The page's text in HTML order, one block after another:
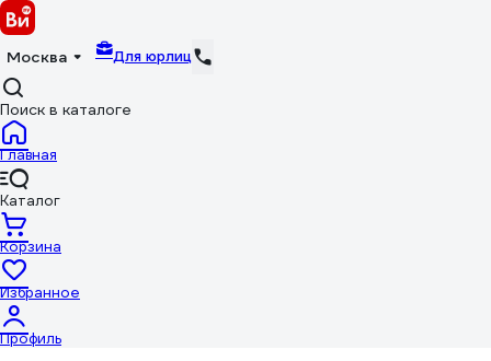
Москва Для юрлиц
Поиск в каталоге
Главная
Каталог
Корзина
Избранное
Профиль